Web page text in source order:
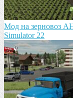
Мод на зeрновоз
Simulator 22